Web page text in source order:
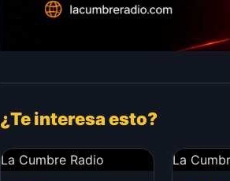
¿Te interesa esto?
La Cumbre Radio
La